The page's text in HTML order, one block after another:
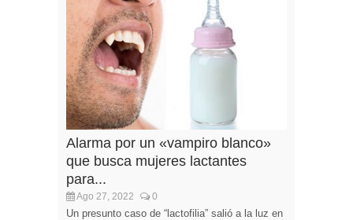
Alarma por un «vampiro blanco»
que busca mujeres lactantes
para...
Ago 27, 2022 0
Un presunto caso de “lactofilia” salió a la luz en